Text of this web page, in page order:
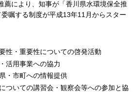
薦により、知事が「香川県水環境保全推
嘱する制度が平成13年11月からスター
性・重要性についての啓発活動
活用事業への協力
・市町への情報提供
ついての講習会・観察会等への参加と協